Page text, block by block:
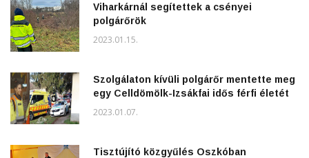
Viharkárnál segítettek a csényei
polgárőrök
2023.01.15.
Szolgálaton kívüli polgárőr mentette meg
egy Celldömölk-Izsákfai idős férfi életét
2023.01.07.
Tisztújító közgyűlés Oszkóban